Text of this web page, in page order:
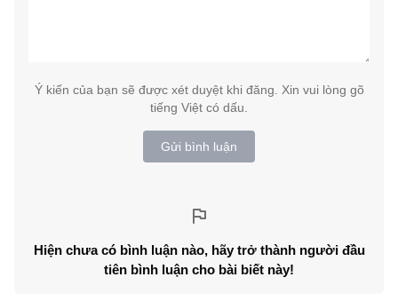
Ý kiến của bạn sẽ được xét duyệt khi đăng. Xin vui lòng gõ
tiếng Việt có dấu.
Gửi bình luận
Hiện chưa có bình luận nào, hãy trở thành người đầu
tiên bình luận cho bài biết này!